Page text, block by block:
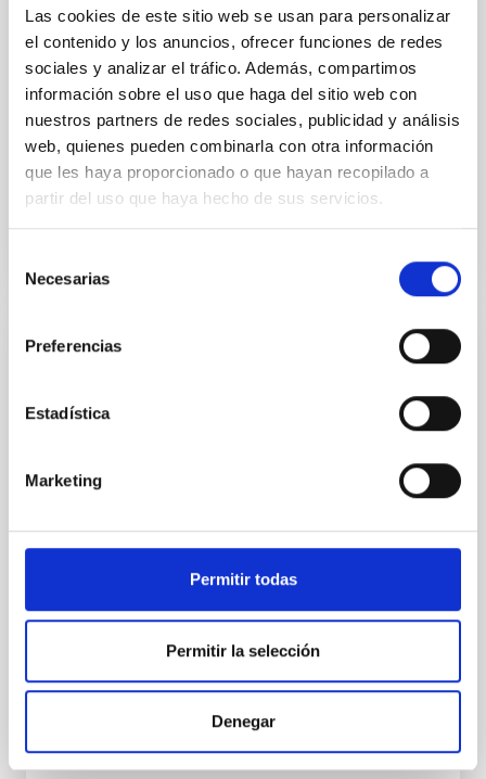
Las cookies de este sitio web se usan para personalizar
el contenido y los anuncios, ofrecer funciones de redes
sociales y analizar el tráfico. Además, compartimos
información sobre el uso que haga del sitio web con
nuestros partners de redes sociales, publicidad y análisis
web, quienes pueden combinarla con otra información
que les haya proporcionado o que hayan recopilado a
partir del uso que haya hecho de sus servicios.
Necesarias
Preferencias
Estadística
Marketing
Permitir todas
Permitir la selección
Denegar
studies have revealed that the cores of these
galaxies are redder than their outskirts. However,
spectroscopy is needed to break the age-metallicity
Cheng, Chloe M. et al.
Fecha de publicación:
2026
BIBCODE 2026A&A...710A.158C
CON ÁRBITRO
system near the end of photoevaporation
dynamical and atmospheric evolution of planetary
systems. Many multi-planet systems younger than
established through convergent disk migration. Over
disrupted, mirroring the Nice model proposed for
2026NATAS..10..818W